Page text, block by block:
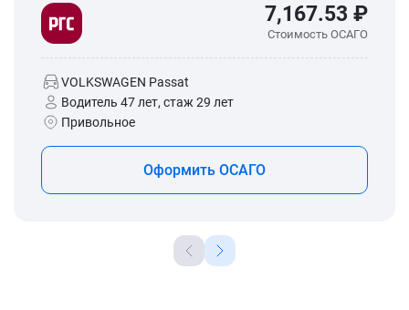
7,167.53 ₽
Стоимость ОСАГО
VOLKSWAGEN Passat
Водитель 47 лет, стаж 29 лет
Привольное
Оформить ОСАГО